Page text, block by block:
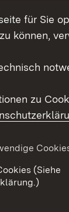
für Sie
können,
zu
(Siehe